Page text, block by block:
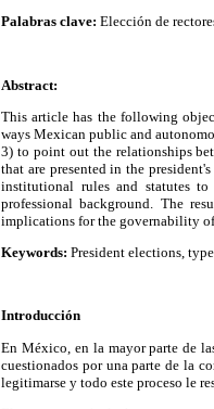
Palabras clave: Elección de
Abstract:
This article has the following
ways Mexican public and
3) to point out the relationships
that are presented in the
institutional rules and statutes
professional background. The
implications for the governability
Keywords: President elections,
Introducción
En México, en la mayor parte de
cuestionados por una parte de la
legitimarse y todo este proceso le